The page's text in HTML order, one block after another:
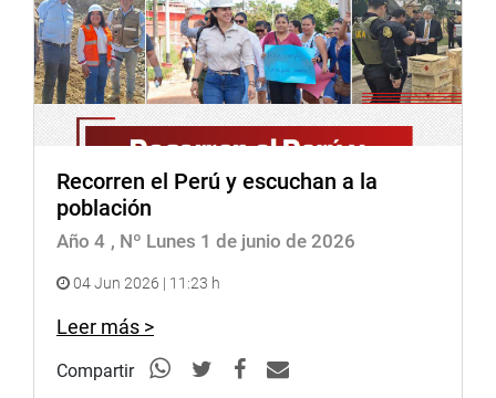
Recorren el Perú y escuchan a la
población
Año 4 , Nº Lunes 1 de junio de 2026
04 Jun 2026 | 11:23 h
Leer más >
Compartir